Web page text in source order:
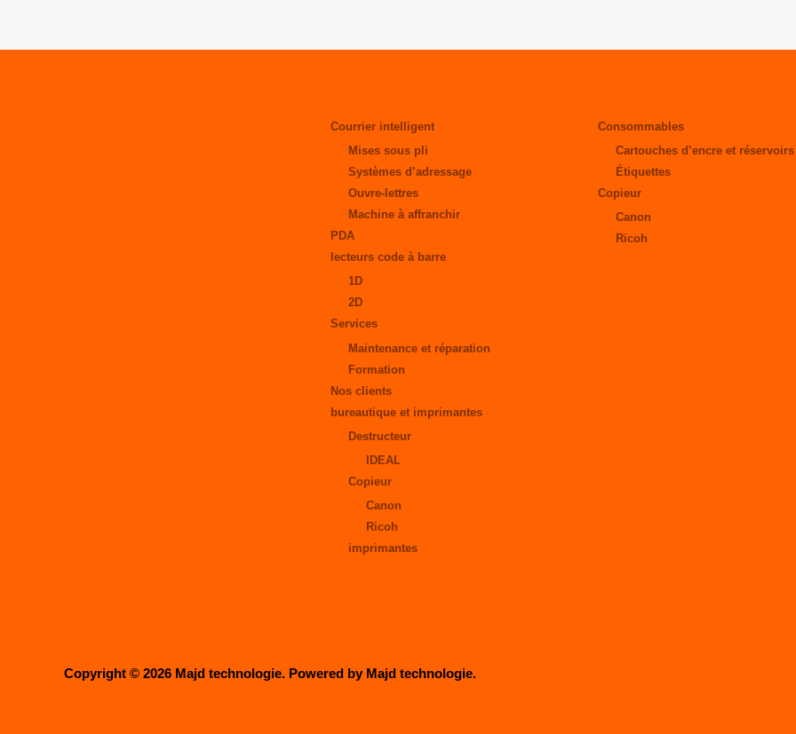
Courrier intelligent
Mises sous pli
Systèmes d’adressage
Ouvre-lettres
Machine à affranchir
PDA
lecteurs code à barre
1D
2D
Services
Maintenance et réparation
Formation
Nos clients
bureautique et imprimantes
Destructeur
IDEAL
Copieur
Canon
Ricoh
imprimantes
Consommables
Cartouches d’encre et réservoirs
Étiquettes
Copieur
Canon
Ricoh
Copyright © 2026 Majd technologie. Powered by Majd technologie.